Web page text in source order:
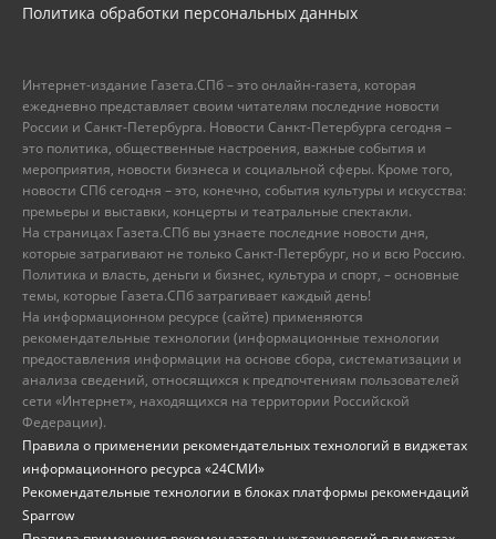
Политика обработки персональных данных
Интернет-издание Газета.СПб – это онлайн-газета, которая
ежедневно представляет своим читателям последние новости
России и Санкт-Петербурга. Новости Санкт-Петербурга сегодня –
это политика, общественные настроения, важные события и
мероприятия, новости бизнеса и социальной сферы. Кроме того,
новости СПб сегодня – это, конечно, события культуры и искусства:
премьеры и выставки, концерты и театральные спектакли.
На страницах Газета.СПб вы узнаете последние новости дня,
которые затрагивают не только Санкт-Петербург, но и всю Россию.
Политика и власть, деньги и бизнес, культура и спорт, – основные
темы, которые Газета.СПб затрагивает каждый день!
На информационном ресурсе (сайте) применяются
рекомендательные технологии (информационные технологии
предоставления информации на основе сбора, систематизации и
анализа сведений, относящихся к предпочтениям пользователей
сети «Интернет», находящихся на территории Российской
Федерации).
Правила о применении рекомендательных технологий в виджетах
информационного ресурса «24СМИ»
Рекомендательные технологии в блоках платформы рекомендаций
Sparrow